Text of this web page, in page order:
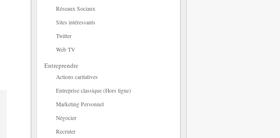
Réseaux Sociaux
Sites intéressants
Twitter
Web TV
Entreprendre
Actions caritatives
Entreprise classique (Hors ligne)
Marketing Personnel
Négocier
Recruter